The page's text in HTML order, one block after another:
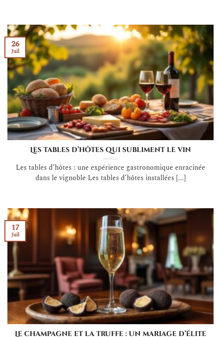
Les tables d’hôtes qui subliment le vin
Les tables d’hôtes : une expérience gastronomique enracinée
dans le vignoble Les tables d’hôtes installées [...]
26
Juil
Le champagne et la truffe : un mariage d’élite
17
Juil